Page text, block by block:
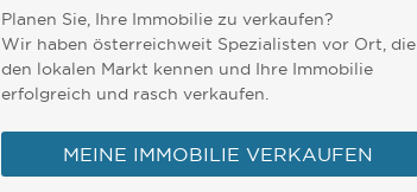
Planen Sie, Ihre Immobilie zu verkaufen?
Wir haben österreichweit Spezialisten vor Ort, die
den lokalen Markt kennen und Ihre Immobilie
erfolgreich und rasch verkaufen.
MEINE IMMOBILIE VERKAUFEN